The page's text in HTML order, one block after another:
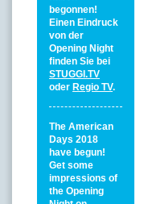
begonnen!
Einen Eindruck
von der
Opening Night
finden Sie bei
STUGGI.TV
oder Regio TV.
The American
Days 2018
have begun!
Get some
impressions of
the Opening